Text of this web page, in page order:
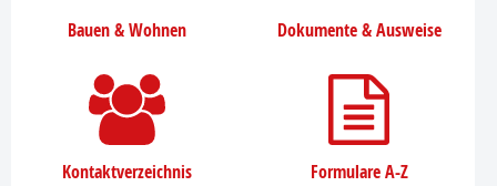
Bauen & Wohnen Dokumente & Ausweise
Kontaktverzeichnis Formulare A-Z